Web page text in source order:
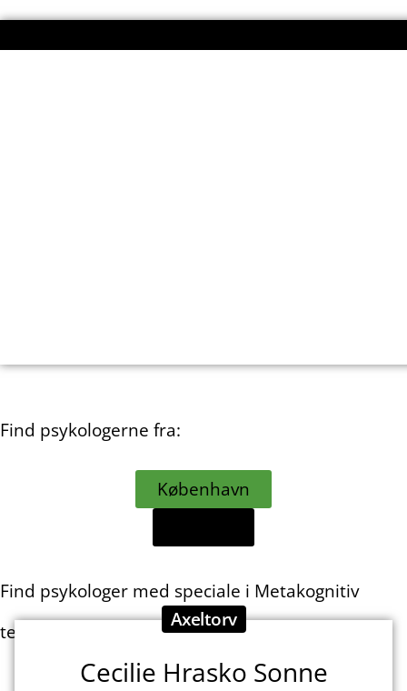
Find psykologerne fra:
København
Find psykologer med speciale i Metakognitiv
terapi i København
Axeltorv
Cecilie Hrasko Sonne